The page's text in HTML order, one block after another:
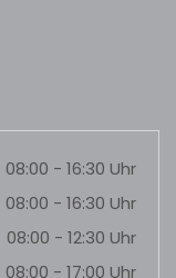
08:00 - 16:30 Uhr
08:00 - 16:30 Uhr
08:00 - 12:30 Uhr
08:00 - 17:00 Uhr